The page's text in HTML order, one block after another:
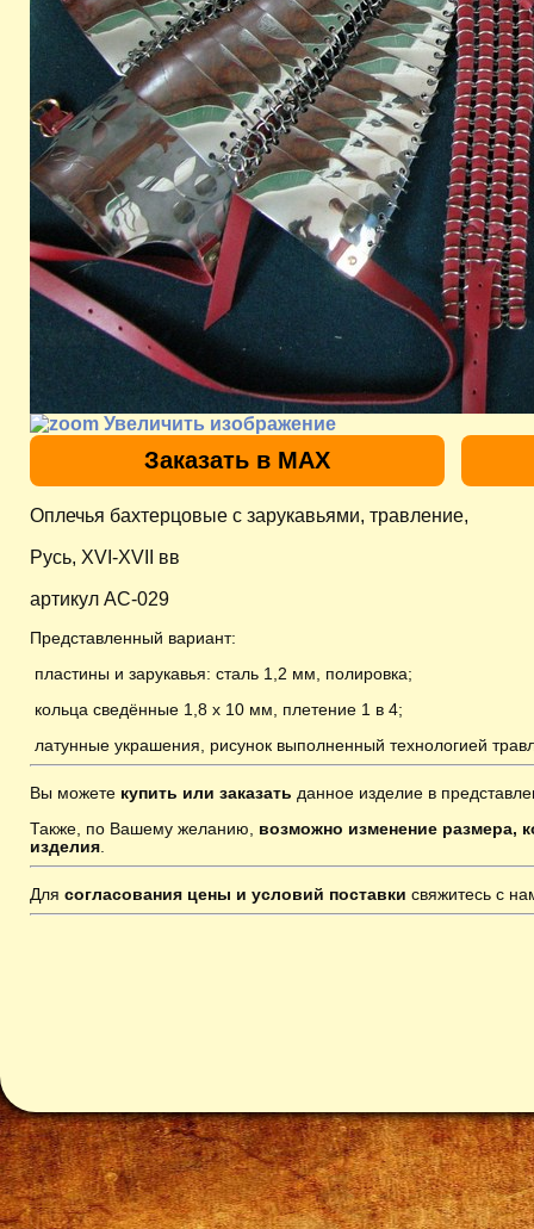
Увеличить изображение
Заказать в MAX
Оплечья бахтерцовые с зарукавьями, травление,
Русь, XVI-XVII вв
артикул AС-029
Представленный вариант:
пластины и зарукавья: сталь 1,2 мм, полировка;
кольца сведённые 1,8 х 10 мм, плетение 1 в 4;
латунные украшения, рисунок выполненный технологией
Вы можете купить или заказать данное изделие в
Также, по Вашему желанию, возможно изменение размера,
изделия
Для согласования цены и условий поставки свяжитесь с